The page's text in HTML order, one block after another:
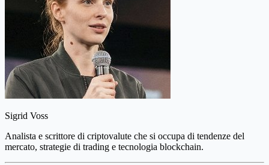
Sigrid Voss
Analista e scrittore di criptovalute che si occupa di tendenze del
mercato, strategie di trading e tecnologia blockchain.